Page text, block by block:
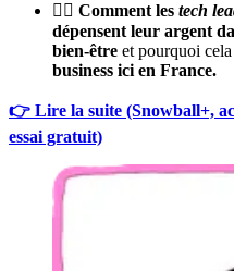
👩‍⚕️ Comment les tech
dépensent leur argent
bien-être et pourquoi
business ici en France.
👉 Lire la suite (Snowball+,
essai gratuit)